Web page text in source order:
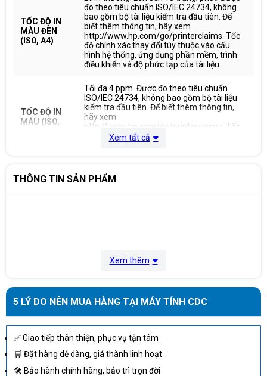
TỐC ĐỘ IN
MÀU ĐEN
(ISO, A4)
đo theo tiêu chuẩn ISO/IEC 24734, không
bao gồm bộ tài liệu kiểm tra đầu tiên. Để
biết thêm thông tin, hãy xem
http://www.hp.com/go/printerclaims. Tốc
độ chính xác thay đổi tùy thuộc vào cấu
hình hệ thống, ứng dụng phần mềm, trình
điều khiển và độ phức tạp của tài liệu.
TỐC ĐỘ IN
MÀU (ISO,
Tối đa 4 ppm. Được đo theo tiêu chuẩn
ISO/IEC 24734, không bao gồm bộ tài liệu
kiểm tra đầu tiên. Để biết thêm thông tin,
hãy xem
http://www.hp.com/go/printerclaims. Tốc
độ chính xác thay đổi tùy thuộc vào cấu
TRANG RA
Đen: Nhanh 12,4 giây. Được đo bằng cách
SẴN SÀNG)
Đen: Nhanh đến 13 giây (15 phút). Được đo
http://www.hp.com/go/printerclaims. Tốc
độ chính xác thay đổi tùy thuộc vào cấu
hình hệ thống, ứng dụng phần mềm, trình
điều khiển và độ phức tạp của tài liệu.
ĐẦU TIÊN
SAO CHÉP
RA
Nhanh tới 12,6 giây
Xem tất cả
THÔNG TIN SẢN PHẨM
Xem thêm
5 LÝ DO NÊN MUA HÀNG TẠI MÁY TÍNH CDC
✅ Giao tiếp thân thiện, phục vụ tận tâm
🛒 Đặt hàng dễ dàng, giá thành linh hoạt
🛠 Bảo hành chính hãng, bảo trì trọn đời